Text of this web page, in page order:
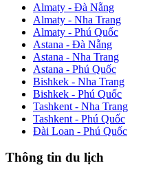
Almaty - Đà Nẵng
Almaty - Nha Trang
Almaty - Phú Quốc
Astana - Đà Nẵng
Astana - Nha Trang
Astana - Phú Quốc
Bishkek - Nha Trang
Bishkek - Phú Quốc
Tashkent - Nha Trang
Tashkent - Phú Quốc
Đài Loan - Phú Quốc
Thông tin du lịch